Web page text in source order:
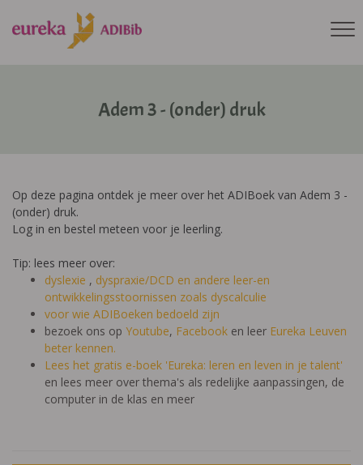
Adem 3 - (onder) druk
Op deze pagina ontdek je meer over het ADIBoek van Adem 3 -
(onder) druk.
Log in en bestel meteen voor je leerling.
Tip: lees meer over:
dyslexie , dyspraxie/DCD en andere leer-en
ontwikkelingsstoornissen zoals dyscalculie
voor wie ADIBoeken bedoeld zijn
bezoek ons op Youtube, Facebook en leer Eureka Leuven
beter kennen.
Lees het gratis e-boek 'Eureka: leren en leven in je talent'
en lees meer over thema's als redelijke aanpassingen, de
computer in de klas en meer